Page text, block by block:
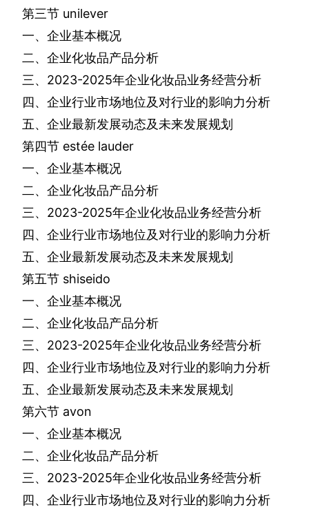
第三节 unilever
一、企业基本概况
二、企业化妆品产品分析
三、 2023-2025年企业化妆品业务经营分析
四、企业行业市场地位及对行业的影响力分析
五、企业最新发展动态及未来发展规划
第四节 estée lauder
一、企业基本概况
二、企业化妆品产品分析
三、 2023-2025年企业化妆品业务经营分析
四、企业行业市场地位及对行业的影响力分析
五、企业最新发展动态及未来发展规划
第五节 shiseido
一、企业基本概况
二、企业化妆品产品分析
三、 2023-2025年企业化妆品业务经营分析
四、企业行业市场地位及对行业的影响力分析
五、企业最新发展动态及未来发展规划
第六节 avon
一、企业基本概况
二、企业化妆品产品分析
三、 2023-2025年企业化妆品业务经营分析
四、企业行业市场地位及对行业的影响力分析